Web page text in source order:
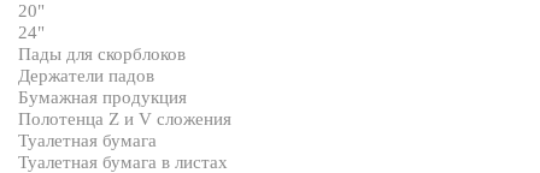
20"
24"
Пады для скорблоков
Держатели падов
Бумажная продукция
Полотенца Z и V сложения
Туалетная бумага
Туалетная бумага в листах